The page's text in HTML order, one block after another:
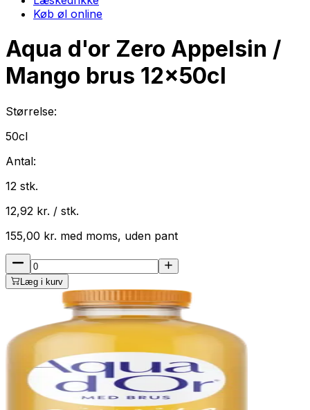
Køb øl online
Aqua d'or Zero Appelsin /
Mango brus 12x50cl
Størrelse:
50cl
Antal:
12 stk.
12,92 kr. / stk.
155,00 kr. med moms, uden pant
Læg i kurv